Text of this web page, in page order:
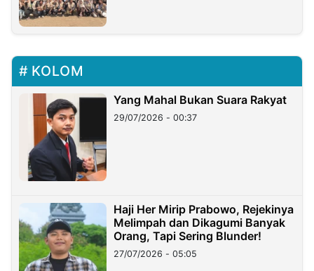
KOLOM
Yang Mahal Bukan Suara Rakyat
29/07/2026 - 00:37
Haji Her Mirip Prabowo, Rejekinya
Melimpah dan Dikagumi Banyak
Orang, Tapi Sering Blunder!
27/07/2026 - 05:05